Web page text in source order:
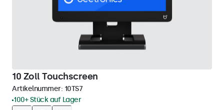
10 Zoll Touchscreen
Artikelnummer: 10TS7
100+ Stück auf Lager